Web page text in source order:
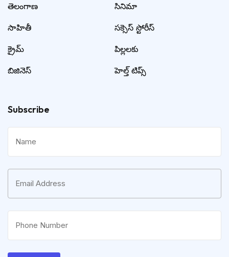
తెలంగాణ
సాహితీ
క్రైమ్
బిజినెస్
సినిమా
సక్సెస్ స్టోరీస్
పిల్లలకు
హెల్త్ టిప్స్
Subscribe